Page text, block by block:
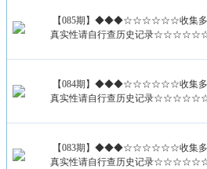
【085期】◆◆◆☆☆☆☆☆☆收集多
真实性请自行查历史记录
【084期】◆◆◆☆☆☆☆☆☆收集多
真实性请自行查历史记录
【083期】◆◆◆☆☆☆☆☆☆收集多
真实性请自行查历史记录